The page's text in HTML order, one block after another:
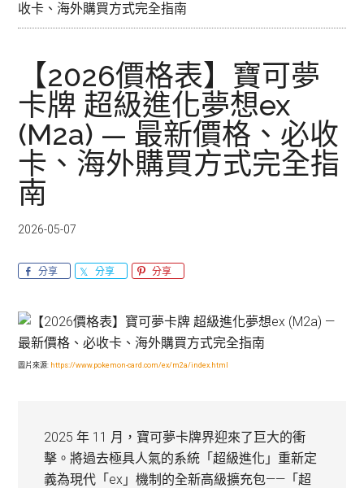
收卡、海外購買方式完全指南
【2026價格表】寶可夢
卡牌 超級進化夢想ex
(M2a) — 最新價格、必收
卡、海外購買方式完全指
南
2026-05-07
分享 分享 分享
圖片來源: https://www.pokemon-card.com/ex/m2a/index.html
2025 年 11 月，寶可夢卡牌界迎來了巨大的衝
擊。將過去極具人氣的系統「超級進化」重新定
義為現代「ex」機制的全新高級擴充包——「超